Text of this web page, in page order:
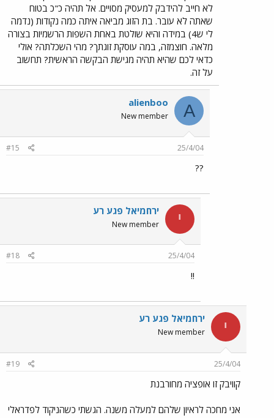
לא חייב להידבק למעסיק מסויים. אל תהיה כ"כ בטוח
שאתה לא עובר. בת הזוג מביאה איתה כמה נקודות (נדמה
לי ש4) במידה והיא שולטת באחת השפות הרשמיות בצורה
מלאה. חוצמזה, במה עוסקת זוגתך? מהי השכלתה? אולי
כדאי לכם שהיא תהיה מגישת הבקשה הראשית? תחשוב
על זה.
A
alienboo
New member
25/4/04
#15
??
י ירחמיאל פגע רע
New member
25/4/04
#18
!!
י ירחמיאל פגע רע
New member
25/4/04
#19
קוויבק זו אופציה מחורבנת
אני מחכה לראיון שלהם למעלה משנה. הגשתי כשהניקוד לפדראלי